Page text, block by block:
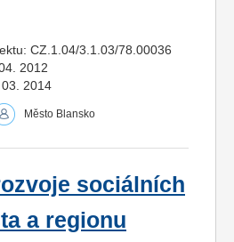
CZ.1.04/3.1.03/78.00036
2012
2014
Město Blansko
sociálních
a regionu